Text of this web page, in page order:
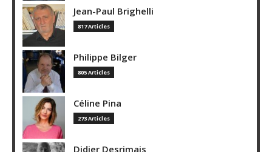
Jean-Paul Brighelli
817 Articles
Philippe Bilger
805 Articles
Céline Pina
273 Articles
Didier Desrimais